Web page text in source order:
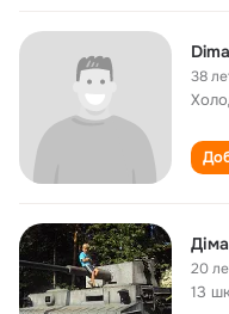
38
20
13